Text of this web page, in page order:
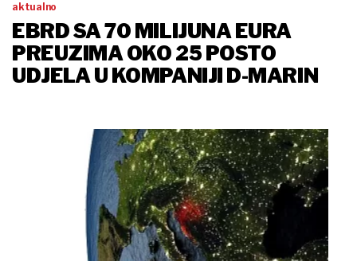
aktualno
EBRD SA 70 MILIJUNA EURA
PREUZIMA OKO 25 POSTO
UDJELA U KOMPANIJI D-MARIN